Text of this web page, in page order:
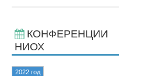
КОНФЕРЕНЦИИ
НИОХ
2022 год